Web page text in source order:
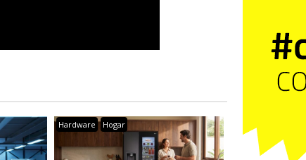
Hardware Hogar